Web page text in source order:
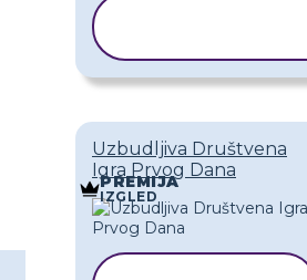
Uzbudljiva Društvena
Igra Prvog Dana
PREMIJA
IZGLED